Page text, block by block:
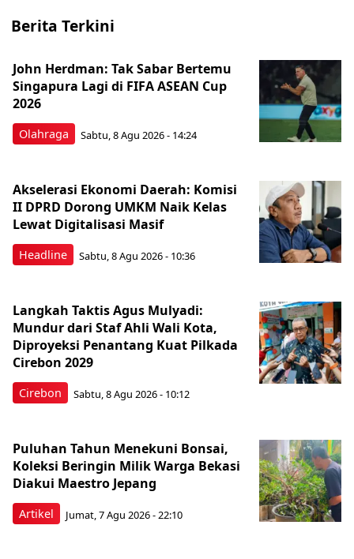
Berita Terkini
Olahraga
John Herdman: Tak Sabar Bertemu
Singapura Lagi di FIFA ASEAN Cup
2026
Sabtu, 8 Agu 2026 - 14:24
Headline
Akselerasi Ekonomi Daerah: Komisi
II DPRD Dorong UMKM Naik Kelas
Lewat Digitalisasi Masif
Sabtu, 8 Agu 2026 - 10:36
Cirebon
Langkah Taktis Agus Mulyadi:
Mundur dari Staf Ahli Wali Kota,
Diproyeksi Penantang Kuat Pilkada
Cirebon 2029
Sabtu, 8 Agu 2026 - 10:12
Artikel
Puluhan Tahun Menekuni Bonsai,
Koleksi Beringin Milik Warga Bekasi
Diakui Maestro Jepang
Jumat, 7 Agu 2026 - 22:10